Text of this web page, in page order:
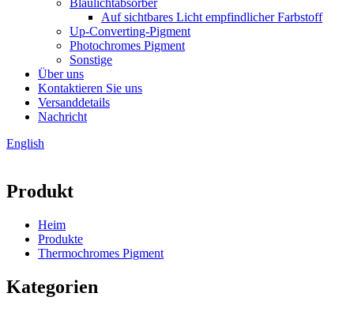
Blaulichtabsorber
Auf sichtbares Licht empfindlicher Farbstoff
Up-Converting-Pigment
Photochromes Pigment
Sonstige
Über uns
Kontaktieren Sie uns
Versanddetails
Nachricht
English
Produkt
Heim
Produkte
Thermochromes Pigment
Kategorien